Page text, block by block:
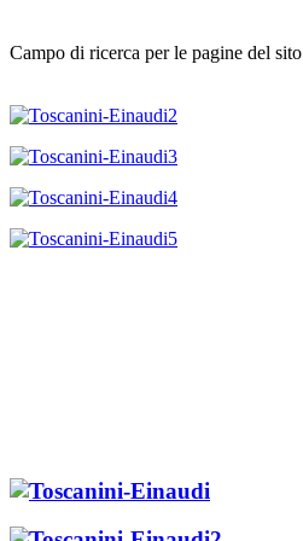
Campo di ricerca per le pagine del sito